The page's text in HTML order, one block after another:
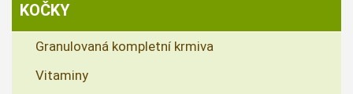
KOČKY
Granulovaná kompletní krmiva
Vitaminy